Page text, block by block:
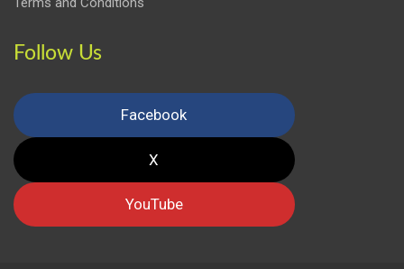
Follow Us
Facebook
X
YouTube